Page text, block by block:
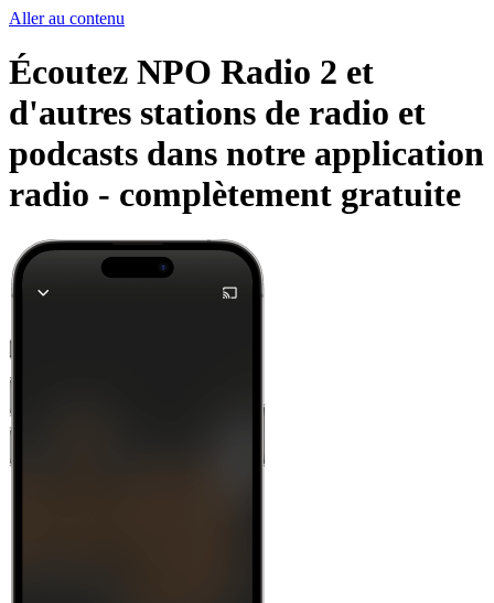
Aller au contenu
Écoutez NPO Radio 2 et
d'autres stations de radio et
podcasts dans notre application
radio - complètement gratuite